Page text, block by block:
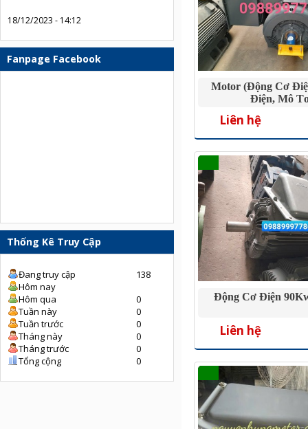
18/12/2023 - 14:12
Fanpage Facebook
Thống Kê Truy Cập
Đang truy cập
138
Hôm nay
Hôm qua
0
Tuần này
0
Tuần trước
0
Tháng này
0
Tháng trước
0
Tổng cộng
0
Motor (Động Cơ
Điện, Mô
Liên hệ
Động Cơ Điện
Liên hệ